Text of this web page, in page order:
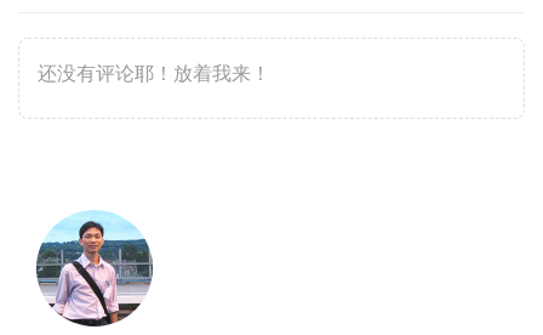
还没有评论耶！放着我来！